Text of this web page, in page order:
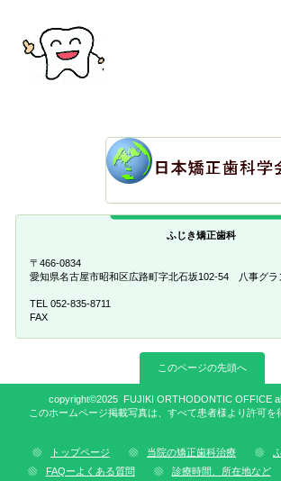
このページの先頭へ
ふじき矯正歯科
〒466-0834
愛知県名古屋市昭和区広路町字北石坂102-54 八事グラ
TEL 052-835-8711
FAX
copyright©2025 FUJIKI ORTHODONTIC OFFICE
このホームページ掲載写真は、すべて患者様より許可を
トップページ 当院の矯正歯科治療
FAQーよくある質問
診療時間、所在地など